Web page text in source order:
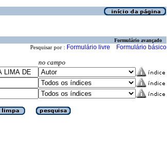
Formulário avançado
Pesquisar por : Formulário livre Formulário básico
no campo